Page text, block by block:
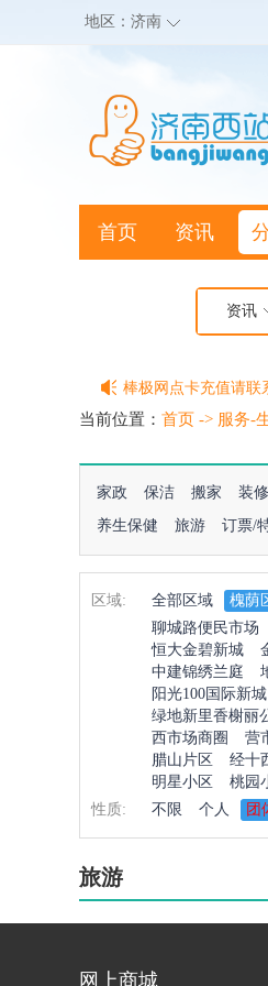
地区： 济南
首页 资讯
资讯
棒极网点卡充值请联
客服QQ:2692290505
当前位置： 首页 -> 服务-
家政 保洁 搬家 装
养生保健
旅游 订票/
区域: 全部区域 槐荫
聊城路便民市场
恒大金碧新城
中建锦绣兰庭
阳光100国际新城
绿地新里香榭丽
西市场商圈
营
腊山片区
经十
明星小区
桃园
性质:
不限 个人 团
旅游
网上商城